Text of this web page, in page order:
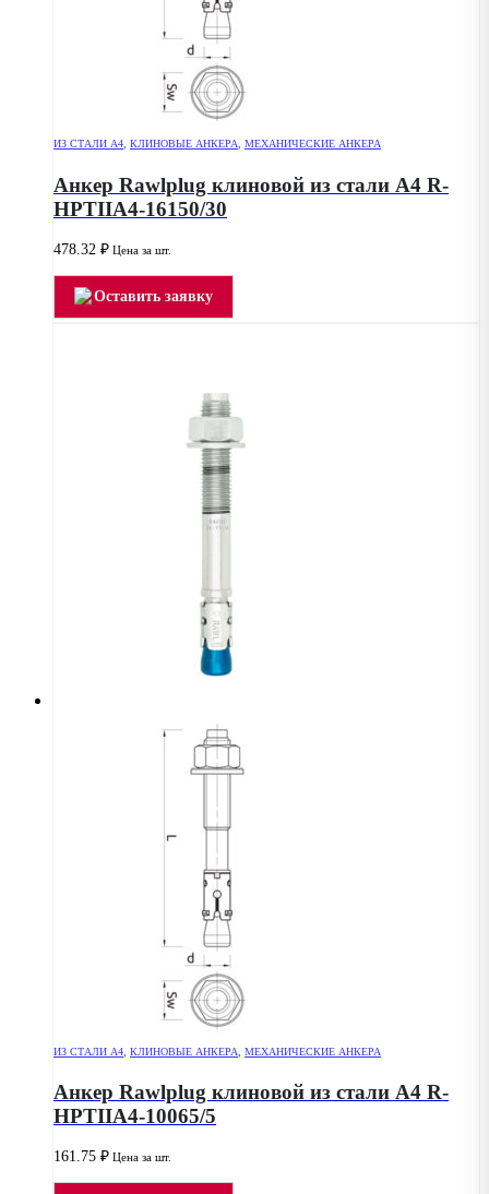
ИЗ СТАЛИ А4, КЛИНОВЫЕ АНКЕРА, МЕХАНИЧЕСКИЕ АНКЕРА
Анкер Rawlplug клиновой из стали А4 R-
HPTIIA4-16150/30
478.32 ₽ Цена за шт.
Оставить заявку
ИЗ СТАЛИ А4 КЛИНОВЫЕ АНКЕРА МЕХАНИЧЕСКИЕ АНКЕРА
Анкер Rawlplug клиновой из стали А4 R-
HPTIIA4-10065/5
161.75 ₽ Цена за шт.